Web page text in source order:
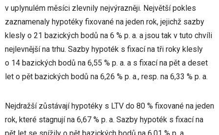
v uplynulém měsíci zlevnily nejvýrazněji. Největší pokles
zaznamenaly hypotéky fixované na jeden rok, jejichž sazby
klesly o 21 bazických bodů na 6 % p. a. a jsou tak v tuto chvíli
nejlevnější na trhu. Sazby hypoték s fixací na tři roky klesly
o 14 bazických bodů na 6,55 % p. a. a s fixací na pět a deset
let o pět bazických bodů na 6,26 % p. a., resp. na 6,33 % p. a.
Nejdražší zůstávají hypotéky s LTV do 80 % fixované na jeden
rok, které stagnují na 6,67 % p. a. Sazby hypoték s fixací na